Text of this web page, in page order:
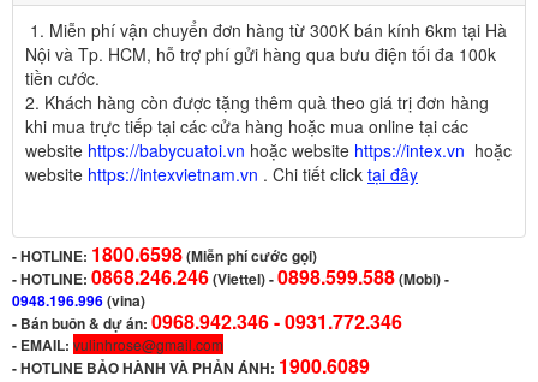
1. Miễn phí vận chuyển đơn hàng từ 300K bán kính 6km tại Hà
Nội và Tp. HCM, hỗ trợ phí gửi hàng qua bưu điện tối đa 100k
tiền cước.
2. Khách hàng còn được tặng thêm quà theo giá trị đơn hàng
khi mua trực tiếp tại các cửa hàng hoặc mua online tại các
website https://babycuatoi.vn hoặc website https://intex.vn hoặc
website https://intexvietnam.vn . Chi tiết click tại đây
-HOTLINE: 1800.6598(Miễn phí cước gọi)
- HOTLINE: 0868.246.246(Viettel)-0898.599.588(Mobi) -
0948.196.996(vina)
- Bán buôn & dự án: 0968.942.346 -0931.772.346
- EMAIL: vulinhrose@gmail.com
-HOTLINE BẢO HÀNH VÀ PHẢN ÁNH: 1900.6089